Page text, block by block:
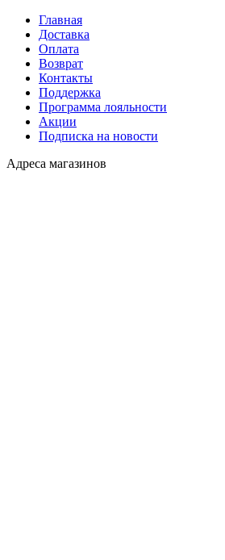
Главная
Доставка
Оплата
Возврат
Контакты
Поддержка
Программа лояльности
Акции
Подписка на новости
Адреса магазинов